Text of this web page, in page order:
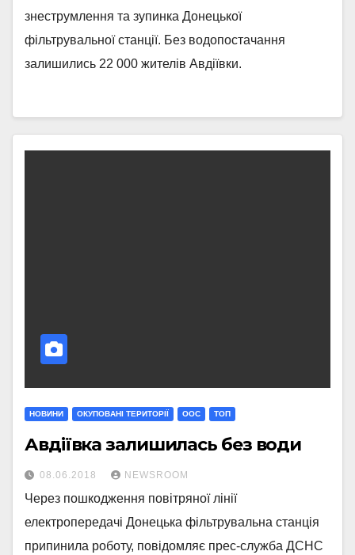
знеструмлення та зупинка Донецької
фільтрувальної станції. Без водопостачання
залишились 22 000 жителів Авдіївки.
НОВИНИ ОКУПОВАНІ ТЕРИТОРІЇ ООС ТОП
Авдіївка залишилась без води
08.06.2018 NEWSROOM
Через пошкодження повітряної лінії
електропередачі Донецька фільтрувальна станція
припинила роботу, повідомляє прес-служба ДСНС